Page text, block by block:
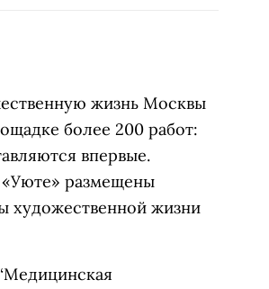
жизнь Москвы
более 200 работ:
впервые.
«Уюте» размещены
художественной жизни